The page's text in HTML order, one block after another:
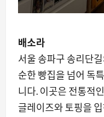
배소라
서울 송파구 송리단
순한 빵집을 넘어 독
니다. 이곳은 전통적
글레이즈와 토핑을